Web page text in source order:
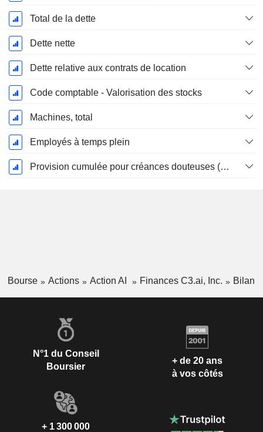
Total de la dette
Dette nette
Dette relative aux contrats de location
Code comptable - Valorisation des stocks
Machines, total
Employés à temps plein
Provision cumulée pour créances douteuses (Supple)
Bourse Actions Action AI Finances C3.ai, Inc. Bilan
N°1 du Conseil
Boursier
+ de 20 ans
à vos côtés
+ 1 300 000